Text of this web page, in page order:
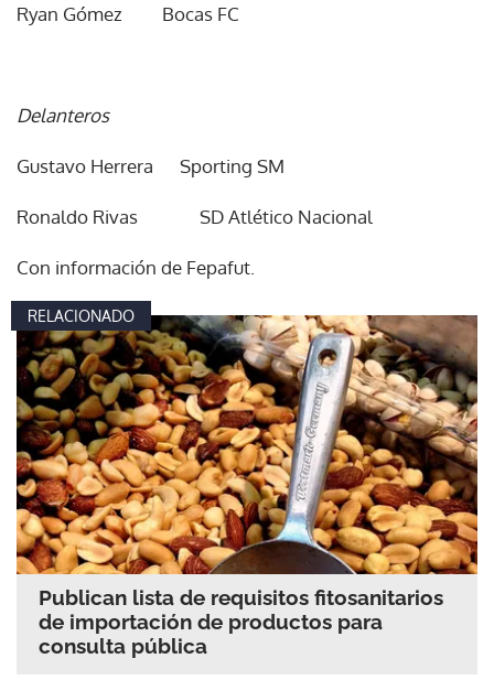
Ryan Gómez Bocas FC
Delanteros
Gustavo Herrera Sporting SM
Ronaldo Rivas SD Atlético Nacional
Con información de Fepafut.
RELACIONADO
Publican lista de requisitos fitosanitarios
de importación de productos para
consulta pública